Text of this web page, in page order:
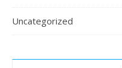
Uncategorized